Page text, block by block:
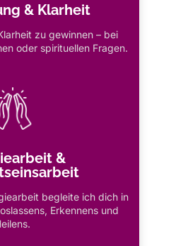
& Klarheit
zu gewinnen – bei
oder spirituellen Fragen.
&
begleite ich dich in
Erkennens und